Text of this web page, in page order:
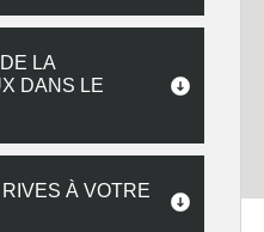
LA
DANS LE
À VOTRE